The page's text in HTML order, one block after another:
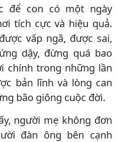
để con có một ngày
tích cực và hiệu quả.
vấp ngã, được sai,
dậy, đừng quá bao
chính trong những lần
bản lĩnh và lòng can
bão giông cuộc đời.
người mẹ không đơn
đàn ông bên cạnh